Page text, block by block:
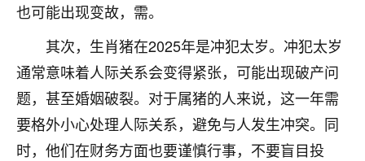
也可能出现变故，需。
其次，生肖猪在2025年是冲犯太岁。冲犯太岁
通常意味着人际关系会变得紧张，可能出现破产问
题，甚至婚姻破裂。对于属猪的人来说，这一年需
要格外小心处理人际关系，避免与人发生冲突。同
时，他们在财务方面也要谨慎行事，不要盲目投
我是公司人事调整，有升迁机会，但同时竞争的我们
三个，找老师的时候是抱着侥幸心理，没想到老师看
着我晋升有望，我半信半疑的按照老师建议，做了化
太岁还有一个发钱粮，本来年前的人事调整，拖到年
后，我以为都没戏了，结果开年一上班，开会提拔升
职第一个就是我，职务无所谓，主要是底薪加了
3000，非常开心，无论如何，感恩感谢！🙏🏻